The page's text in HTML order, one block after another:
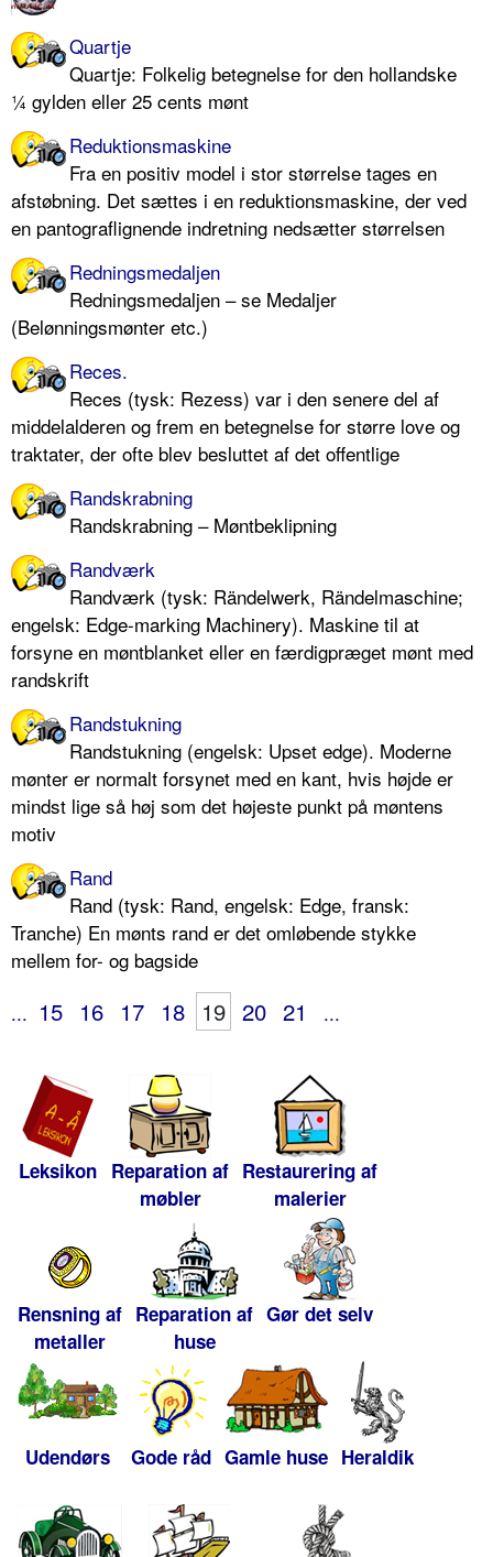
Quartje
Quartje: Folkelig betegnelse for den hollandske
¼ gylden eller 25 cents mønt
Reduktionsmaskine
Fra en positiv model i stor størrelse tages en
afstøbning. Det sættes i en reduktionsmaskine, der ved
en pantograflignende indretning nedsætter størrelsen
Redningsmedaljen
Redningsmedaljen – se Medaljer
(Belønningsmønter etc.)
Reces.
Reces (tysk: Rezess) var i den senere del af
middelalderen og frem en betegnelse for større love og
traktater, der ofte blev besluttet af det offentlige
Randskrabning
Randskrabning – Møntbeklipning
Randværk
Randværk (tysk: Rändelwerk, Rändelmaschine;
engelsk: Edge-marking Machinery). Maskine til at
forsyne en møntblanket eller en færdigpræget mønt med
randskrift
Randstukning
Randstukning (engelsk: Upset edge). Moderne
mønter er normalt forsynet med en kant, hvis højde er
mindst lige så høj som det højeste punkt på møntens
motiv
Rand
Rand (tysk: Rand, engelsk: Edge, fransk:
Tranche) En mønts rand er det omløbende stykke
mellem for- og bagside
... 15 16 17 18 19 20 21 ...
Leksikon Reparation af
møbler
Restaurering af
malerier
Rensning af
metaller
Reparation af
huse
Gør det selv
Udendørs Gode råd Gamle huse Heraldik